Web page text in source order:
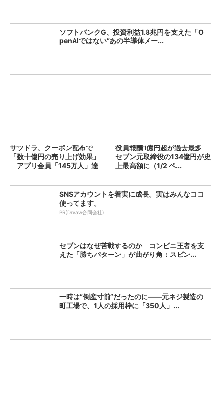
ソフトバンクG、投資利益1.8兆円を支えた「O
penAIではない“あの半導体メー...
サツドラ、クーポン配布で
「数十億円の売り上げ効果」
アプリ会員「145万人」達
役員報酬1億円超が過去最多
セブン元取締役の134億円が史
上最高額に（1/2 ペ...
SNSアカウントを着実に成長。実はみんなココ
使ってます。
PR(Dreaw合同会社)
セブンはなぜ苦戦するのか コンビニ王者を支
えた「勝ちパターン」が曲がり角：スピン...
一時は“倒産寸前”だったのに――元ネジ製造の
町工場で、1人の採用枠に「350人」...